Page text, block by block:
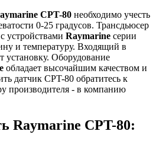
CPT-80 необходимо учесть
0-25 градусов. Трансдьюсер
устройствами Raymarine серии
и температуру. Входящий в
установку. Оборудование
обладает высочайшим качеством и
датчик CPT-80 обратитесь к
производителя - в компанию
Raymarine CPT-80: